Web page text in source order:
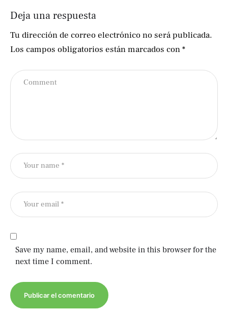
Deja una respuesta
Tu dirección de correo electrónico no será publicada.
Los campos obligatorios están marcados con*
Save my name, email, and website in this browser for the
next time I comment.